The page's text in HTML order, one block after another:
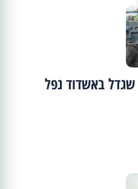
באשדוד נפל